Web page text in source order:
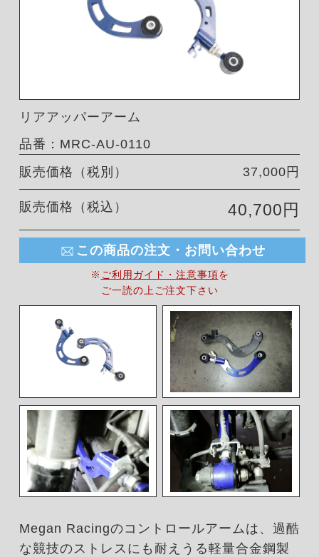
リアアッパーアーム
品番：MRC-AU-0110
販売価格（税別）
37,000円
販売価格（税込） 40,700円
この商品の注文・お問い合わせ
※ ご利用ガイド・注意事項を
ご一読の上ご注文下さい
Megan Racingのコントロールアームは、過酷
な競技のストレスにも耐えうる軽量合金鋼製